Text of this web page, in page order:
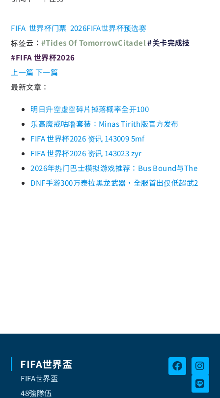
FIFA 世界杯门票 2026FIFA世界杯预选赛
标签云： #Tides Of TomorrowCitadel #关卡完成技
#FIFA 世界杯2026
上一篇下一篇
最新文章：
明日升空虚空碎片掉落概率全开100
乐高魔戒咕噜套装：Minas Tirith版官方发布
FIFA 世界杯2026 资讯 143009 5mf
FIFA 世界杯2026 资讯 143023 zyr
2026年热门巴士模拟游戏推荐：Bus Bound与The
DNF手游300万泰拉黑龙武器，全服首出仅低超武2
FIFA世界盃
FIFA世界盃
48強隊伍